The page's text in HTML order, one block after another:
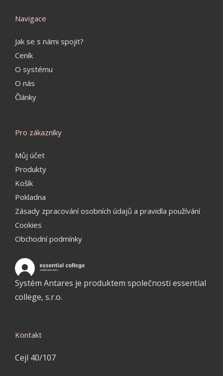
Navigace
Jak se s námi spojit?
Ceník
O systému
O nás
Články
Pro zákazníky
Můj účet
Produkty
Košík
Pokladna
Zásady zpracování osobních údajů a pravidla používání
Cookies
Obchodní podmínky
Systém Antares je produktem společnosti essential
college, s.r.o.
Kontakt
Cejl 40/107